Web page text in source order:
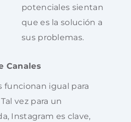
potenciales sientan
que es la solución a
sus problemas.
Canales
funcionan igual para
vez para un
Instagram es clave,